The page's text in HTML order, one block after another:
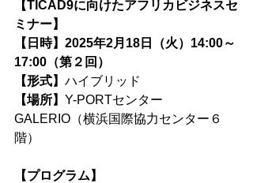
【TICAD9に向けたアフリカビジネスセ
ミナー】
【日時】2025年2月18日（火）14:00～
17:00（第２回）
【形式】 ハイブリッド
【場所】 Y-PORTセンター
GALERIO（横浜国際協力センター６
階）
【プログラム】